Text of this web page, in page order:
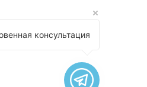
консультация